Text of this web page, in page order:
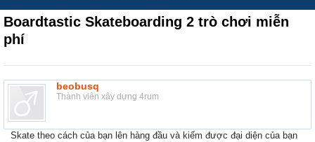
Boardtastic Skateboarding 2 trò chơi miễn
phí
beobusq
Thành viên xây dựng 4rum
Skate theo cách của bạn lên hàng đầu và kiếm được đại diện của bạn